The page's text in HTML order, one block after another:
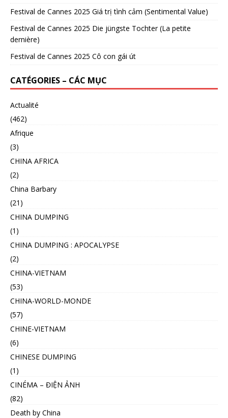
Festival de Cannes 2025 Giá trị tình cảm (Sentimental Value)
Festival de Cannes 2025 Die jüngste Tochter (La petite
dernière)
Festival de Cannes 2025 Cô con gái út
CATÉGORIES – CÁC MỤC
Actualité
(462)
Afrique
(3)
CHINA AFRICA
(2)
China Barbary
(21)
CHINA DUMPING
(1)
CHINA DUMPING : APOCALYPSE
(2)
CHINA-VIETNAM
(53)
CHINA-WORLD-MONDE
(57)
CHINE-VIETNAM
(6)
CHINESE DUMPING
(1)
CINÉMA – ĐIỆN ẢNH
(82)
Death by China